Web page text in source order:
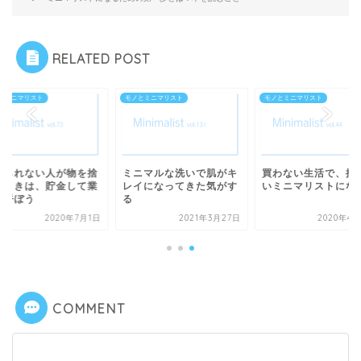
RELATED POST
ミニマリスト
られない人が物を捨
ときは、貯金して業
呼ぼう
2020年7月1日
モノとミニマリスト
ミニマルな洗いで肌がキ
レイになってきた気がす
る
2021年3月27日
モノとミニマリスト
買わない生活で、捨
いミニマリストにな
2020年4
COMMENT